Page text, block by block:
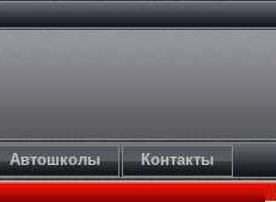
Автошколы Контакты